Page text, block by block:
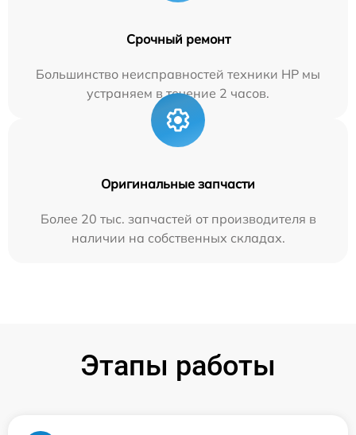
Срочный ремонт
Большинство неисправностей техники HP мы
устраняем в течение 2 часов.
Оригинальные запчасти
Более 20 тыс. запчастей от производителя в
наличии на собственных складах.
Этапы работы